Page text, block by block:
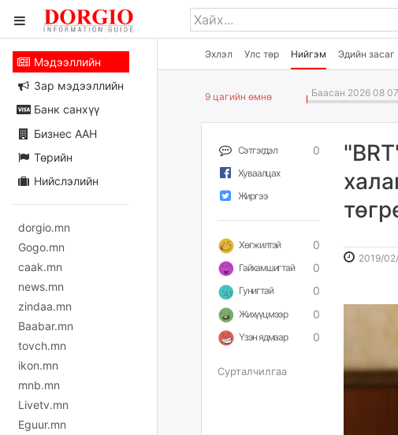
Эхлэл Улс төр Нийгэм Эдийн засаг
Мэдээллийн
Зар мэдээллийн
Банк санхүү
Бизнес ААН
Төрийн
Нийслэлийн
dorgio.mn
Gogo.mn
caak.mn
news.mn
zindaa.mn
Baabar.mn
tovch.mn
ikon.mn
mnb.mn
Livetv.mn
Eguur.mn
9 цагийн өмнө Баасан 2026 08 07
Сэтгэгдэл 0
Хуваалцах
Жиргээ
Хөгжилтэй 0
Гайхамшигтай 0
Гунигтай 0
Жихүүцмээр 0
Үзэн ядмаар 0
Сурталчилгаа
2019/